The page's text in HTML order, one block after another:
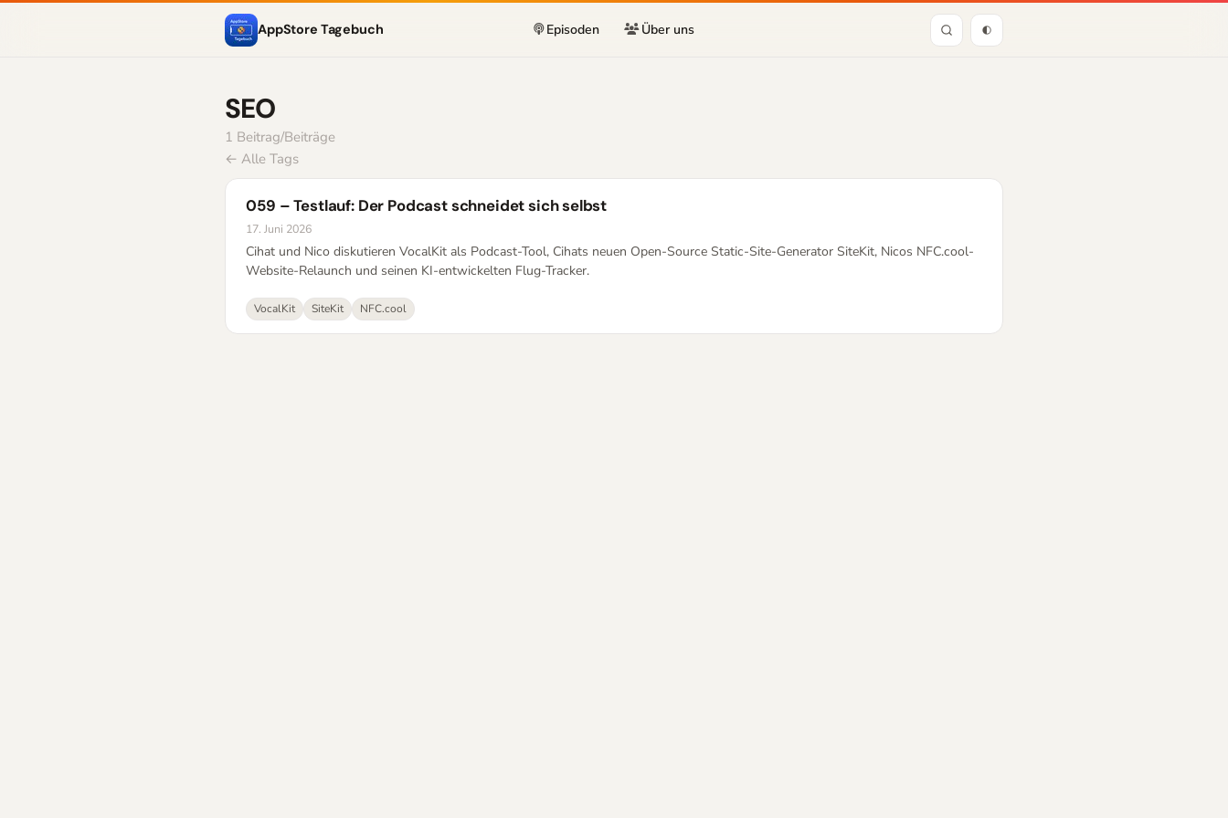
AppStore Tagebuch Episoden Über uns
SEO
1 Beitrag/Beiträge
← Alle Tags
059 – Testlauf: Der Podcast schneidet sich selbst
17. Juni 2026
Cihat und Nico diskutieren VocalKit als Podcast-Tool, Cihats neuen Open-Source Static-Site-Generator SiteKit, Nicos NFC.cool-
Website-Relaunch und seinen KI-entwickelten Flug-Tracker.
VocalKit SiteKit NFC.cool